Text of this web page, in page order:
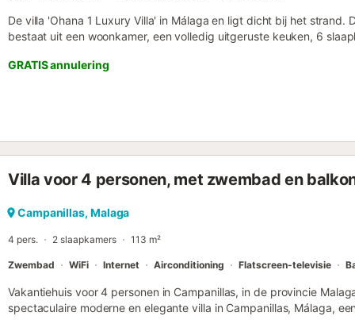
De villa 'Ohana 1 Luxury Villa' in Málaga en ligt dicht bij het strand.
bestaat uit een woonkamer, een volledig uitgeruste keuken, 6
werkruimte voor kantoor aan huis, gecentraliseerde airconditioning,
streamingdiensten en een selectie van kinderboeken en
zijn ook aanwezig. Het hoogtepunt van de villa is de privé-
betaling worden verwarmd), een tuin, een open terras, een
hebben de gasten toegang tot een gemeenschappelijk overdekt
te voet te bereiken. De dichtstbijzijnde luchthaven ligt op minder
straat. Gezinnen met kinderen zijn welkom. Huisdieren zijn
Strand-/zwembadhanddoeken ...
GRATIS annulering
Villa voor 4 personen, met zwembad en
Campanillas, Malaga
4 pers. 2 slaapkamers 113 m²
Zwembad WiFi Internet Airconditioning Flatscreen-televisie
Vakantiehuis voor 4 personen in Campanillas, in de provincie
spectaculaire moderne en elegante villa in Campanillas, Málaga,